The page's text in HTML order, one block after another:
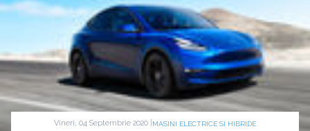
Vineri, 04 Septembrie 2020 | MASINI ELECTRICE SI HIBRIDE